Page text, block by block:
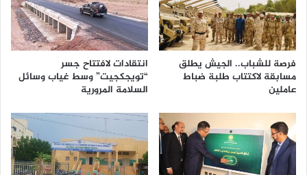
فرصة للشباب.. الجيش يطلق
مسابقة لاكتتاب طلبة ضباط
عاملين
انتقادات لافتتاح جسر
“تويجكجيت” وسط غياب وسائل
السلامة المرورية